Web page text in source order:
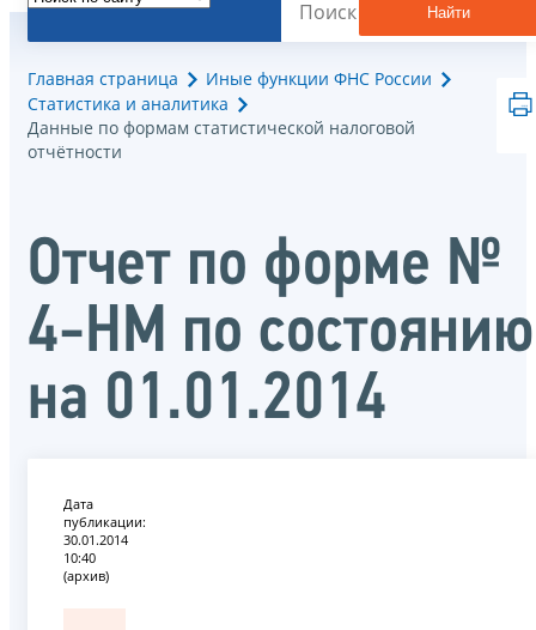
Найти
Главная страница
Иные функции ФНС России
Статистика и аналитика
Данные по формам статистической налоговой
отчётности
Отчет по форме №
4-НМ по состоянию
на 01.01.2014
Дата
публикации:
30.01.2014
10:40
(архив)